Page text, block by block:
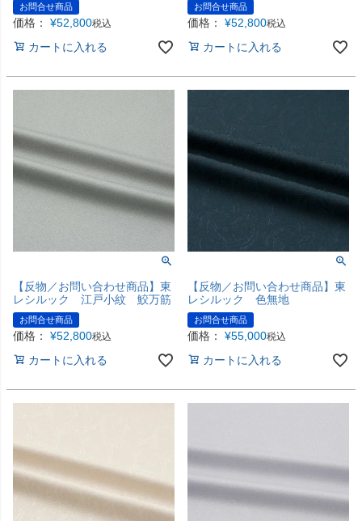
お問合せ商品
価格： ¥52,800税込
カートに入れる
お問合せ商品
価格： ¥52,800税込
カートに入れる
【反物／お問い合わせ商品】東
レシルック 江戸小紋 鮫万筋
お問合せ商品
価格： ¥52,800税込
カートに入れる
【反物／お問い合わせ商品】東
レシルック 色無地
お問合せ商品
価格： ¥55,000税込
カートに入れる